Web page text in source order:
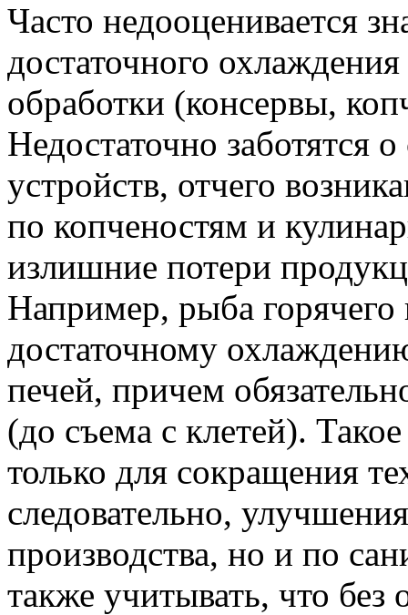
Часто недооценивается
достаточного
обработки (консервы,
Недостаточно заботятся
устройств, отчего
по копченостям и
излишние потери
Например, рыба
достаточному
печей, причем
(до съема с клетей).
только для сокращения
следовательно,
производства, но и по
также учитывать, что